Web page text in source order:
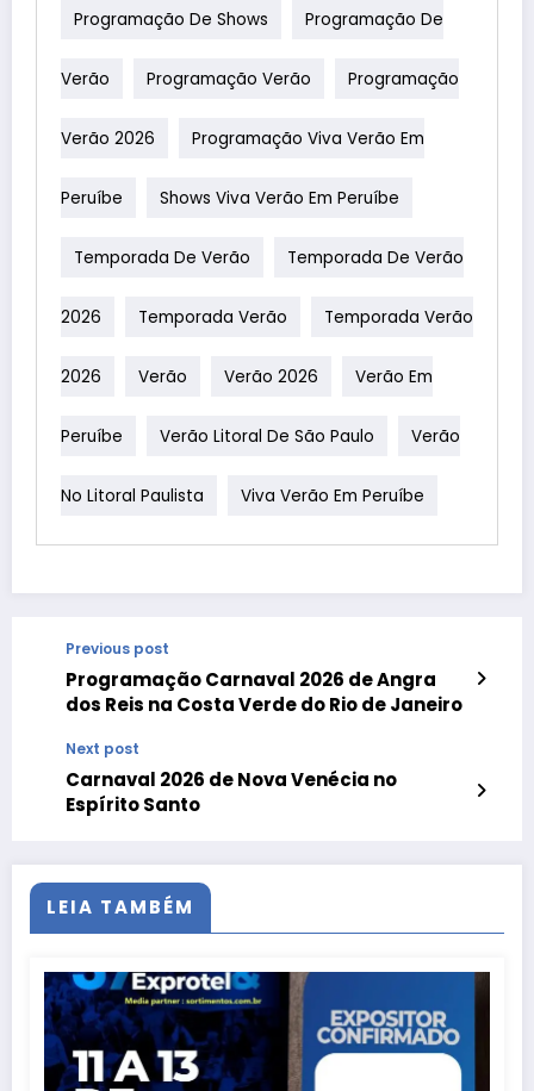
Programação De Shows Programação De
Verão Programação Verão Programação
Verão 2026 Programação Viva Verão Em
Peruíbe Shows Viva Verão Em Peruíbe
Temporada De Verão Temporada De Verão
2026 Temporada Verão Temporada Verão
2026 Verão Verão 2026 Verão Em
Peruíbe Verão Litoral De São Paulo Verão
No Litoral Paulista Viva Verão Em Peruíbe
Previous post
Programação Carnaval 2026 de Angra
dos Reis na Costa Verde do Rio de Janeiro
Next post
Carnaval 2026 de Nova Venécia no
Espírito Santo
LEIA TAMBÉM